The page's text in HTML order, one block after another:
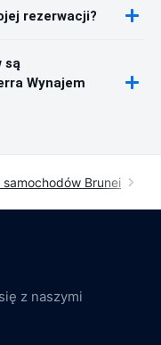
rezerwacji?
są
Wynajem
Brunei
z naszymi